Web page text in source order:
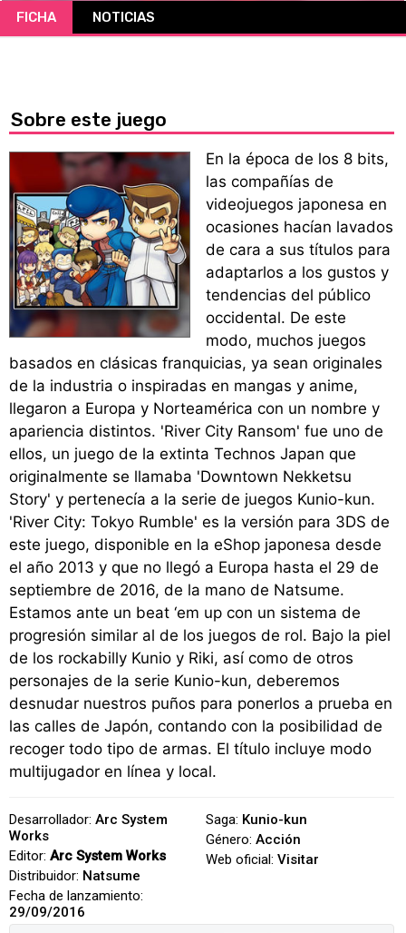
FICHA NOTICIAS
Sobre este juego
En la época de los 8 bits,
las compañías de
videojuegos japonesa en
ocasiones hacían lavados
de cara a sus títulos para
adaptarlos a los gustos y
tendencias del público
occidental. De este
modo, muchos juegos
basados en clásicas franquicias, ya sean originales
de la industria o inspiradas en mangas y anime,
llegaron a Europa y Norteamérica con un nombre y
apariencia distintos. 'River City Ransom' fue uno de
ellos, un juego de la extinta Technos Japan que
originalmente se llamaba 'Downtown Nekketsu
Story' y pertenecía a la serie de juegos Kunio-kun.
'River City: Tokyo Rumble' es la versión para 3DS de
este juego, disponible en la eShop japonesa desde
el año 2013 y que no llegó a Europa hasta el 29 de
septiembre de 2016, de la mano de Natsume.
Estamos ante un beat ‘em up con un sistema de
progresión similar al de los juegos de rol. Bajo la piel
de los rockabilly Kunio y Riki, así como de otros
personajes de la serie Kunio-kun, deberemos
desnudar nuestros puños para ponerlos a prueba en
las calles de Japón, contando con la posibilidad de
recoger todo tipo de armas. El título incluye modo
multijugador en línea y local.
Desarrollador: Arc System
Works
Editor: Arc System Works
Distribuidor: Natsume
Fecha de lanzamiento:
29/09/2016
Saga: Kunio-kun
Género: Acción
Web oficial: Visitar